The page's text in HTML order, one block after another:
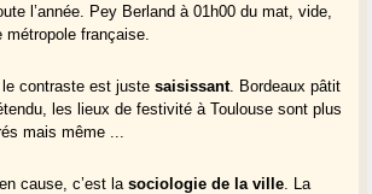
l’année. Pey Berland à 01h00 du mat, vide,
métropole française.
le contraste est justesaisissant. Bordeaux pâtit
les lieux de festivité à Toulouse sont plus
mais même ...
cause, c’est lasociologie de la ville . La